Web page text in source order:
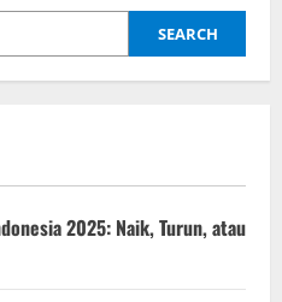
SEARCH
2025: Naik, Turun, atau